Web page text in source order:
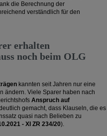
die Berechnung der
verständlich für den
erhalten
noch beim OLG
kannten seit Jahren nur eine
ändern. Viele Sparer haben nach
Anspruch auf
gemacht, dass Klauseln, die es
quasi nach Belieben zu
- XI ZR 234/20).